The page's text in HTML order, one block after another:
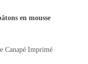
en mousse
Canapé Imprimé